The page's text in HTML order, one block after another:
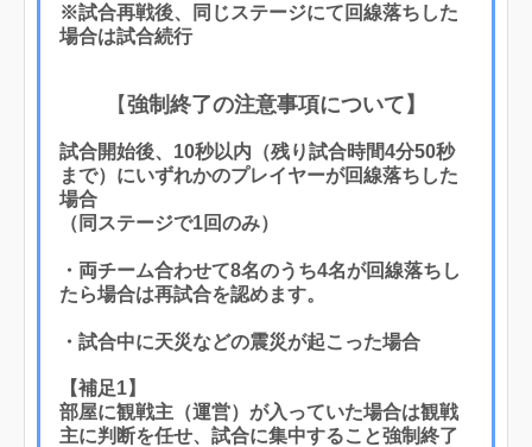
※試合再戦後、同じステージにて回線落ちした
場合は試合続行
【強制終了の注意事項について】
試合開始後、10秒以内（残り試合時間4分50秒
まで）にいずれかのプレイヤーが回線落ちした
場合
（同ステージで1回のみ）
・両チーム合わせて8名のうち4名が回線落ちし
たら場合は再試合を認めます。
・試合中に天災などの震災が起こった場合
【補足1】
部屋に観戦主（運営）が入っていた場合は観戦
主に判断を任せ、試合に集中すること強制終了